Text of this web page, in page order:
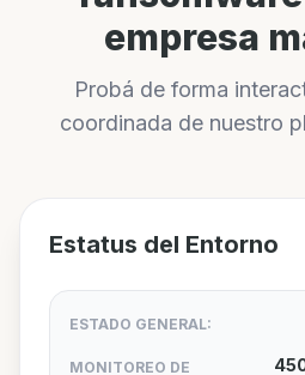
empresa
Probá de forma
coordinada de nuestro
Estatus del Entorno
ESTADO GENERAL:
MONITOREO DE